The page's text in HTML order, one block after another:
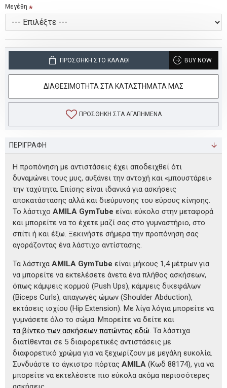
Μεγέθη
ΠΡΟΣΘΉΚΗ ΣΤΟ ΚΑΛΆΘΙ BUY NOW
ΔΙΑΘΕΣΙΜΟΤΗΤΑ ΣΤΑ ΚΑΤΑΣΤΗΜΑΤΑ ΜΑΣ
ΠΡΟΣΘΉΚΗ ΣΤΑ ΑΓΑΠΗΜΈΝΑ
ΠΕΡΙΓΡΑΦΗ
Η προπόνηση με αντιστάσεις έχει αποδειχθεί ότι
δυναμώνει τους μυς, αυξάνει την αντοχή και «μπουστάρει»
την ταχύτητα. Επίσης είναι ιδανικά για ασκήσεις
αποκατάστασης αλλά και διεύρυνσης του εύρους κίνησης.
Το λάστιχο AMILA GymTube είναι εύκολο στην μεταφορά
και μπορείτε να το έχετε μαζί σας στο γυμναστήριο, στο
σπίτι ή και έξω. Ξεκινήστε σήμερα την προπόνηση σας
αγοράζοντας ένα λάστιχο αντίστασης.
Τα λάστιχα AMILA GymTube είναι μήκους 1,4 μέτρων για
να μπορείτε να εκτελέσετε άνετα ένα πλήθος ασκήσεων,
όπως κάμψεις κορμού (Push Ups), κάμψεις δικεφάλων
(Biceps Curls), απαγωγές ώμων (Shoulder Abduction),
εκτάσεις ισχίου (Hip Extension). Με λίγα λόγια μπορείτε να
γυμνάσετε όλο το σώμα. Μπορείτε να δείτε και
τα βίντεο των ασκήσεων πατώντας εδώ. Τα λάστιχα
διατίθενται σε 5 διαφορετικές αντιστάσεις με
διαφορετικό χρώμα για να ξεχωρίζουν με μεγάλη ευκολία.
Συνδυάστε το άγκιστρο πόρτας AMILA (Κωδ 88174), για να
μπορείτε να εκτελέσετε πιο εύκολα ακόμα περισσότερες